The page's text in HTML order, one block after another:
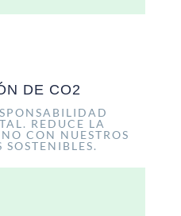
DE CO2
REDUCE LA
CON NUESTROS
SOSTENIBLES.